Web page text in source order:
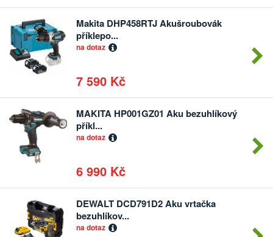
Makita DHP458RTJ Akušroubovák
příklepo...
na dotaz
7 590 Kč
Počet
kusů
MAKITA HP001GZ01 Aku bezuhlíkový
příkl...
na dotaz
6 990 Kč
Počet
DEWALT DCD791D2 Aku vrtačka
bezuhlíkov...
na dotaz
Počet
kusů